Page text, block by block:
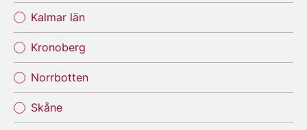
Kalmar län
Kronoberg
Norrbotten
Skåne